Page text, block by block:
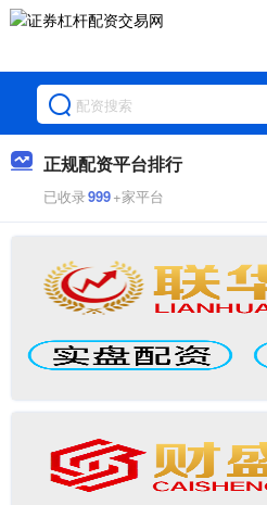
正规配资平台排行
已收录999+家平台